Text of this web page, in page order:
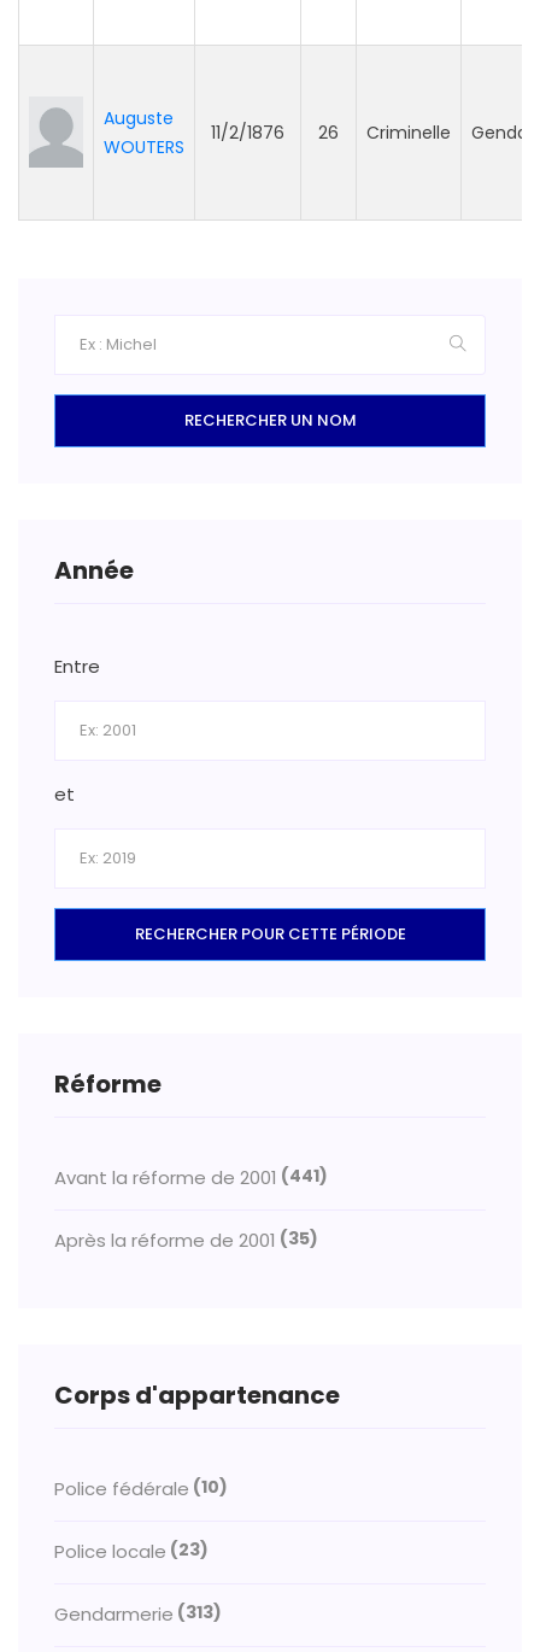
Auguste
WOUTERS
11/2/1876 26 Criminelle
RECHERCHER UN NOM
Année
Entre
et
RECHERCHER POUR CETTE PÉRIODE
Réforme
Avant la réforme de 2001 (441)
Après la réforme de 2001 (35)
Corps d'appartenance
Police fédérale (10)
Police locale (23)
Gendarmerie (313)